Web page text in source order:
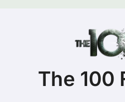
The 100